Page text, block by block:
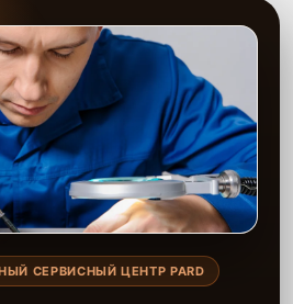
СЕРВИСНЫЙ ЦЕНТР PARD